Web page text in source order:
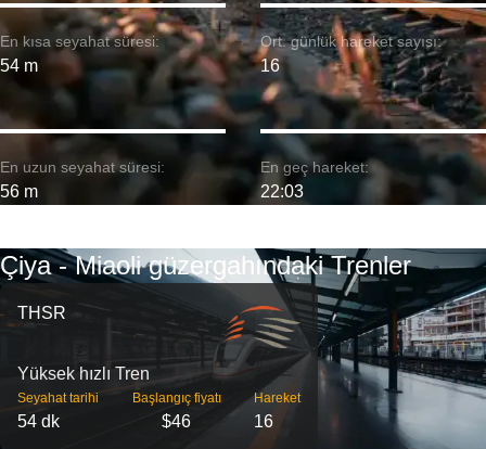
En kısa seyahat süresi:
54 m
En uzun seyahat süresi:
56 m
Ort. günlük hareket sayısı:
16
En geç hareket:
22:03
Çiya - Miaoli güzergahındaki Trenler
THSR
Yüksek hızlı Tren
Seyahat tarihi
54 dk
Başlangıç ​​fiyatı
$46
Hareket
16